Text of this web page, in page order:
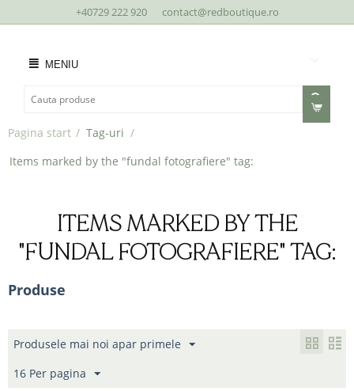
+40729 222 920 contact@redboutique.ro
MENIU
Pagina start / Tag-uri /
Items marked by the "fundal fotografiere" tag:
ITEMS MARKED BY THE
"FUNDAL FOTOGRAFIERE" TAG:
Produse
Produsele mai noi apar primele
16 Per pagina